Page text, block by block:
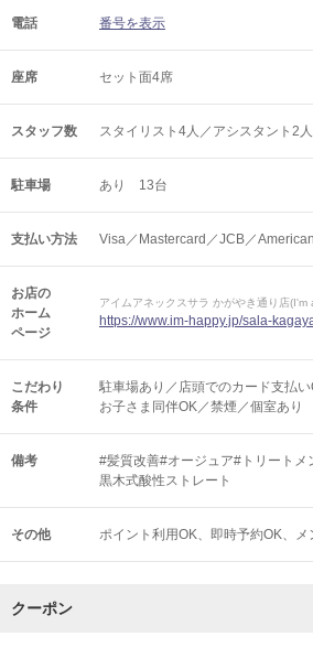
電話 番号を表示
座席 セット面4席
スタッフ数 スタイリスト4人／アシスタント2人
駐車場 あり 13台
支払い方法 Visa／Mastercard／JCB／
お店の
ホーム
ページ
アイムアネックスサラ かがやき通り店(I'm
https://www.im-happy.jp/sala-
こだわり
条件
駐車場あり／店頭でのカード支払
お子さま同伴OK／禁煙／個室あり
備考
#髪質改善#オージュア#トリートメ
黒木式酸性ストレート
その他 ポイント利用OK 即時予約OK メ
クーポン